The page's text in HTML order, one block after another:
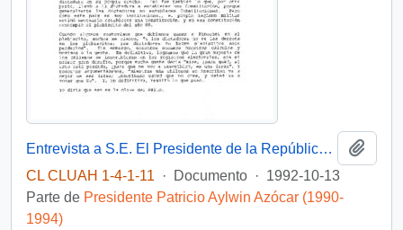
Entrevista a S.E. El Presidente de la República D. Patricio Aylwin Azocar, de "USA Today"
CL CLUAH 1-4-1-11
· Documento · 1992-10-13
Parte de Presidente Patricio Aylwin Azócar (1990-
1994)